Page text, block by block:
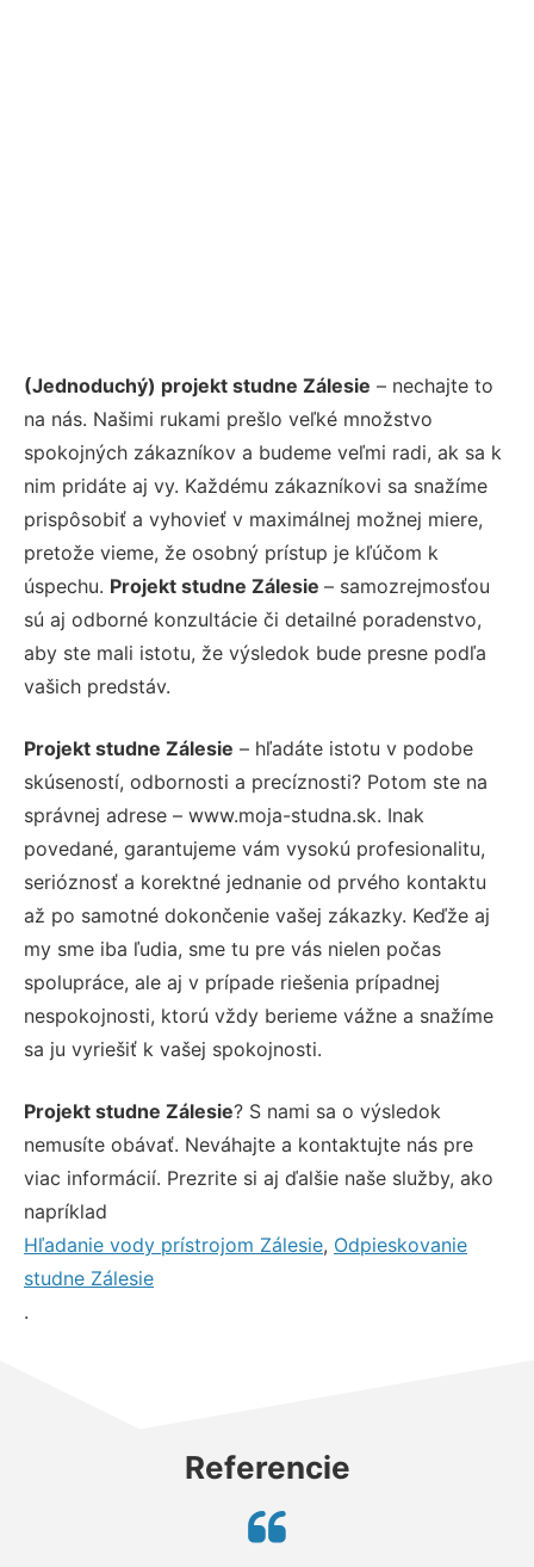
(Jednoduchý) projekt studne Zálesie – nechajte to
na nás. Našimi rukami prešlo veľké množstvo
spokojných zákazníkov a budeme veľmi radi, ak sa k
nim pridáte aj vy. Každému zákazníkovi sa snažíme
prispôsobiť a vyhovieť v maximálnej možnej miere,
pretože vieme, že osobný prístup je kľúčom k
úspechu. Projekt studne Zálesie – samozrejmosťou
sú aj odborné konzultácie či detailné poradenstvo,
aby ste mali istotu, že výsledok bude presne podľa
vašich predstáv.
Projekt studne Zálesie – hľadáte istotu v podobe
skúseností, odbornosti a precíznosti? Potom ste na
správnej adrese – www.moja-studna.sk. Inak
povedané, garantujeme vám vysokú profesionalitu,
serióznosť a korektné jednanie od prvého kontaktu
až po samotné dokončenie vašej zákazky. Keďže aj
my sme iba ľudia, sme tu pre vás nielen počas
spolupráce, ale aj v prípade riešenia prípadnej
nespokojnosti, ktorú vždy berieme vážne a snažíme
sa ju vyriešiť k vašej spokojnosti.
Projekt studne Zálesie? S nami sa o výsledok
nemusíte obávať. Neváhajte a kontaktujte nás pre
viac informácií. Prezrite si aj ďalšie naše služby, ako
napríklad
Hľadanie vody prístrojom Zálesie, Odpieskovanie
studne Zálesie
.
Referencie